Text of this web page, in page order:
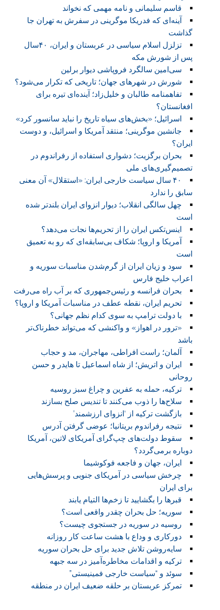
قاسم سلیمانی و نامه‌ مهمی که نخواند
آینه‌ای که فدریکا موگرینی در سفرش به تهران جا
گذاشت
تزلزل اسلام سیاسی در عربستان و ایران، ۴۰سال
پس از شورش مکه
سی‌امین سالگرد فروپاشی دیوار برلین
شورش در شهرهای جهان؛ تاریخی که تکرار می‌شود؟
تفاهمنامه طالبان و خلیل‌زاد؛ آینده‌ای تیره برای
افغانستان؟
اسرائیل؛ «بخش‌های سیاه تاریخ را نباید سانسور کرد»
جانشین موگرینی؛ منتقد آمریکا و اسرائیل، و دوست
ایران؟
بحران برگزیت؛ دشواری استفاده از رفراندوم در
تصمیم‌گیری‌های ملی
۴۰ سال سیاست خارجی ایران: «استقلال» آن معنی
سابق را ندارد
چهل سالگی انقلاب؛ دیوار انزوای ایران بلندتر شده
است
اینس‌تکس ایران را از تحریم‌ها نجات می‌دهد؟
آمریکا و اروپا؛ شکاف بی‌سابقه‌ای که رو به تعمیق
است
سود و زیان ایران از گرم‌شدن مناسبات سوریه و
اعراب خلیج فارس
بحران فرانسه و رئیس‌جمهوری که بر آب راه می‌رفت
تحریم ایران، نقطه عطف در مناسبات آمریکا و اروپا؟
با دولت ترامپ به سوی کدام نظم جهانی؟
«ترور در اهواز» و واکنشی که می‌تواند خطرناک‌تر
باشد
آلمان؛ راست افراطی، مهاجران، مد و حجاب
ایران و اتریش؛ از شاه اسماعیل تا هایدر و حسن
روحانی
ترکیه، حمله به عفرین و چراغ سبز روسیه
سلاح‌ها را ذوب می‌کنند تا تندیس صلح بسازند
بازگشت ترکیه از ‘انزوای ارزشمند’
نتیجه رفراندوم بریتانیا؛ عوضی گرفتن آدرس
سقوط دولت‌های چپ‌گرای آمریکای لاتین، آمریکا
دوباره برمی‌گردد؟
ایران، جهان و فاجعه فوکوشیما
چرخش سیاسی در آمریکای جنوبی و پرسش‌هایی
برای ایران
قبرها را بگشایید تا زخم‌ها التیام یابند
سوریه؛ حل بحران چقدر واقعی است؟
روسیه در سوریه در جستجوی چیست؟
دورکاری و وداع با هشت ساعت کار روزانه
سایه‌روشن تلاش جدید برای حل بحران سوریه
ترکیه و اقدامات مخاطره‌آمیز در سه جبهه
سوئد و “سیاست خارجی فمینیستی”
تمرکز عربستان بر حلقه ضعیف ایران در منطقه